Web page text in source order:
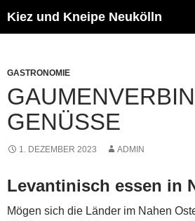
Inhalt
Kiez und Kneipe Neukölln
GASTRONOMIE
GENÜSSE
1. DEZEMBER 2023 ADMIN
Levantinisch essen in
Mögen sich die Länder im Nahen